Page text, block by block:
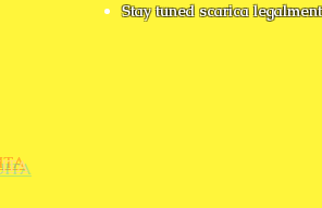
Stay tuned scarica